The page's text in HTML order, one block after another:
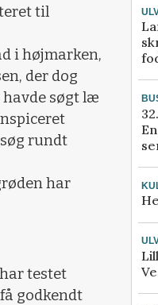
til
i højmarken,
der dog
havde søgt læ
rundt
har
testet
godkendt